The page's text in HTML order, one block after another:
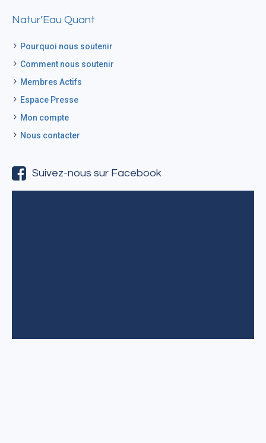
Natur’Eau Quant
Pourquoi nous soutenir
Comment nous soutenir
Membres Actifs
Espace Presse
Mon compte
Nous contacter
Suivez-nous sur Facebook